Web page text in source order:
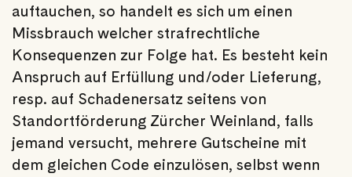
auftauchen, so handelt es sich um einen
Missbrauch welcher strafrechtliche
Konsequenzen zur Folge hat. Es besteht kein
Anspruch auf Erfüllung und/oder Lieferung,
resp. auf Schadenersatz seitens von
Standortförderung Zürcher Weinland, falls
jemand versucht, mehrere Gutscheine mit
dem gleichen Code einzulösen, selbst wenn